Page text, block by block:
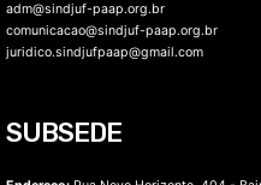
adm@sindjuf-paap.org.br
comunicacao@sindjuf-paap.org.br
juridico.sindjufpaap@gmail.com
SUBSEDE